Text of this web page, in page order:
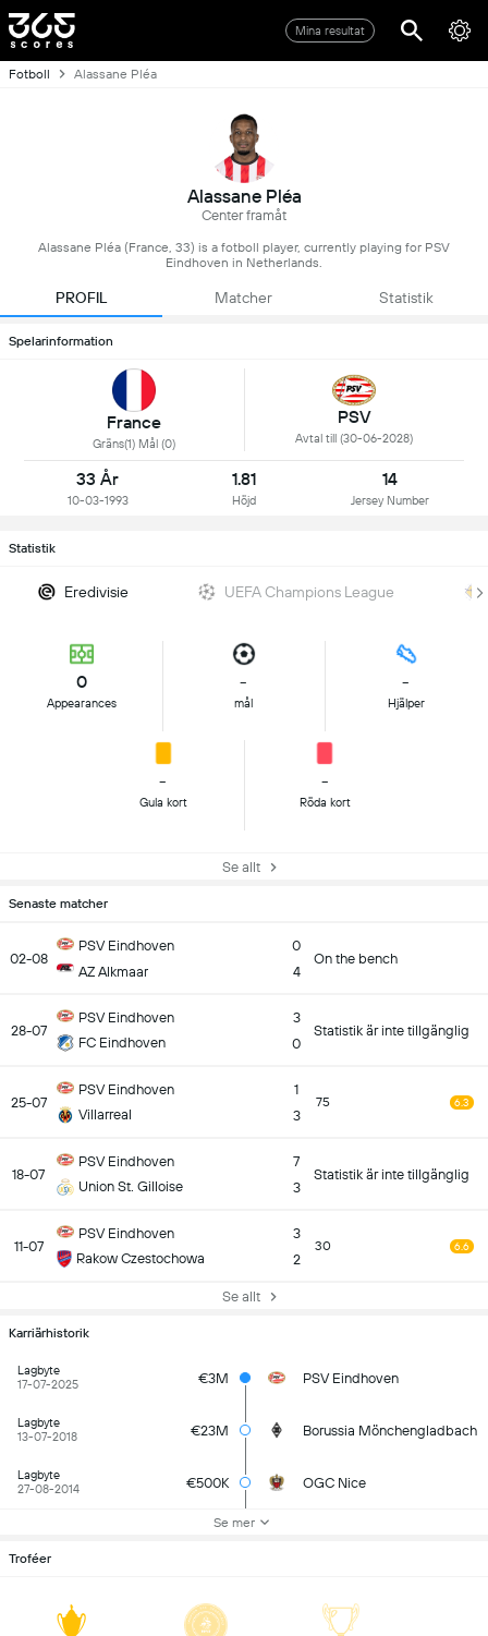
Mina resultat
Fotboll Alassane Pléa
Alassane Pléa
Center framåt
Alassane Pléa (France, 33) is a fotboll player, currently playing for PSV
Eindhoven in Netherlands.
PROFIL Matcher Statistik
Spelarinformation
France
Gräns(1) Mål (0)
PSV
Avtal till (30-06-2028)
33 År
10-03-1993
1.81
Höjd
14
Jersey Number
Statistik
Eredivisie UEFA Champions League
0
Appearances
-
mål
-
Hjälper
-
Gula kort
-
Röda kort
Se allt
Senaste matcher
02-08
PSV Eindhoven
AZ Alkmaar
0
4
On the bench
28-07
PSV Eindhoven
FC Eindhoven
3
0
Statistik är inte tillgänglig
25-07
PSV Eindhoven
Villarreal
1
3
75 6.3
18-07
PSV Eindhoven
Union St. Gilloise
7
3
Statistik är inte tillgänglig
11-07
PSV Eindhoven
Rakow Czestochowa
3
2
30 6.6
Se allt
Karriärhistorik
Lagbyte
17-07-2025
€3M PSV Eindhoven
Lagbyte
13-07-2018
€23M Borussia Mönchengladbach
Lagbyte
27-08-2014
€500K OGC Nice
Se mer
Troféer